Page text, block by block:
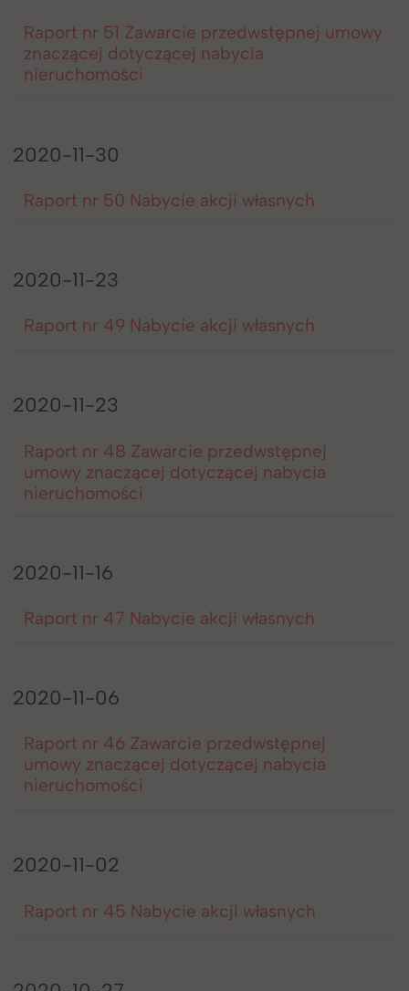
Raport nr 51 Zawarcie przedwstępnej umowy
znaczącej dotyczącej nabycia
nieruchomości
2020-11-30
Raport nr 50 Nabycie akcji własnych
2020-11-23
Raport nr 49 Nabycie akcji własnych
2020-11-23
Raport nr 48 Zawarcie przedwstępnej
umowy znaczącej dotyczącej nabycia
nieruchomości
2020-11-16
Raport nr 47 Nabycie akcji własnych
2020-11-06
Raport nr 46 Zawarcie przedwstępnej
umowy znaczącej dotyczącej nabycia
nieruchomości
2020-11-02
Raport nr 45 Nabycie akcji własnych